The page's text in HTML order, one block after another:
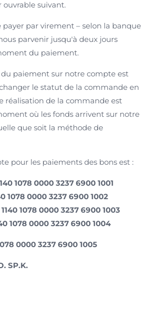
ouvrable suivant.
payer par virement – selon la banque
parvenir jusqu'à deux jours
du paiement.
paiement sur notre compte est
le statut de la commande en
réalisation de la commande est
où les fonds arrivent sur notre
que soit la méthode de
pour les paiements des bons est :
1078 0000 3237 6900 1001
1078 0000 3237 6900 1002
1078 0000 3237 6900 1003
1078 0000 3237 6900 1004
0000 3237 6900 1005
SP.K.